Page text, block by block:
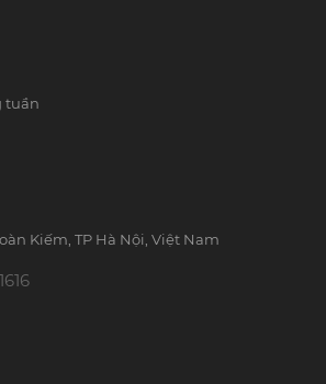
tuần
Kiếm, TP Hà Nội, Việt Nam